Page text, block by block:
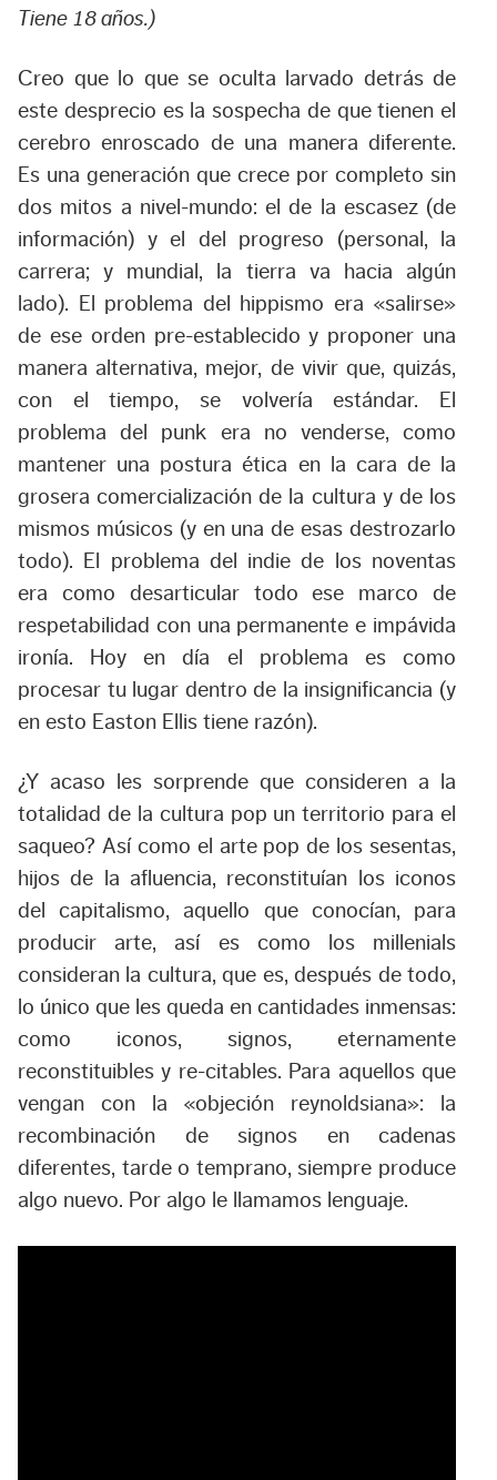
Tiene 18 años.)
Creo que lo que se oculta larvado detrás de
este desprecio es la sospecha de que tienen el
cerebro enroscado de una manera diferente.
Es una generación que crece por completo sin
dos mitos a nivel-mundo: el de la escasez (de
información) y el del progreso (personal, la
carrera; y mundial, la tierra va hacia algún
lado). El problema del hippismo era «salirse»
de ese orden pre-establecido y proponer una
manera alternativa, mejor, de vivir que, quizás,
con el tiempo, se volvería estándar. El
problema del punk era no venderse, como
mantener una postura ética en la cara de la
grosera comercialización de la cultura y de los
mismos músicos (y en una de esas destrozarlo
todo). El problema del indie de los noventas
era como desarticular todo ese marco de
respetabilidad con una permanente e impávida
ironía. Hoy en día el problema es como
procesar tu lugar dentro de la insignificancia (y
en esto Easton Ellis tiene razón).
¿Y acaso les sorprende que consideren a la
totalidad de la cultura pop un territorio para el
saqueo? Así como el arte pop de los sesentas,
hijos de la afluencia, reconstituían los iconos
del capitalismo, aquello que conocían, para
producir arte, así es como los millenials
consideran la cultura, que es, después de todo,
lo único que les queda en cantidades inmensas:
como iconos, signos, eternamente
reconstituibles y re-citables. Para aquellos que
vengan con la «objeción reynoldsiana»: la
recombinación de signos en cadenas
diferentes, tarde o temprano, siempre produce
algo nuevo. Por algo le llamamos lenguaje.